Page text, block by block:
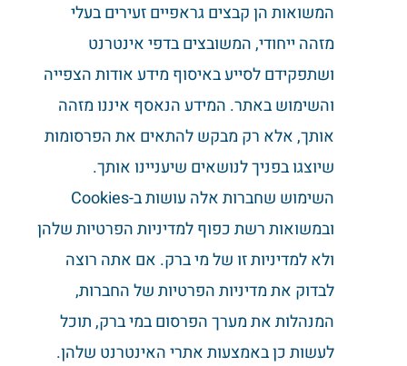
המשואות הן קבצים גראפיים זעירים בעלי
מזהה ייחודי, המשובצים בדפי אינטרנט
ושתפקידם לסייע באיסוף מידע אודות הצפייה
והשימוש באתר. המידע הנאסף איננו מזהה
אותך, אלא רק מבקש להתאים את הפרסומות
שיוצגו בפניך לנושאים שיעניינו אותך.
השימוש שחברות אלה עושות ב-Cookies
ובמשואות רשת כפוף למדיניות הפרטיות שלהן
ולא למדיניות זו של מי ברק. אם אתה רוצה
לבדוק את מדיניות הפרטיות של החברות,
המנהלות את מערך הפרסום במי ברק, תוכל
לעשות כן באמצעות אתרי האינטרנט שלהן.